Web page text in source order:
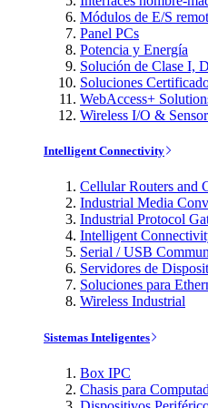
Módulos de E/S
Panel PCs
Potencia y Energía
Solución de Clase I,
Soluciones
WebAccess+
Wireless I/O &
Intelligent Connectivity
Cellular Routers and
Industrial Media
Industrial Protocol
Intelligent
Serial / USB
Servidores de
Soluciones para
Wireless Industrial
Sistemas Inteligentes
Box IPC
Chasis para